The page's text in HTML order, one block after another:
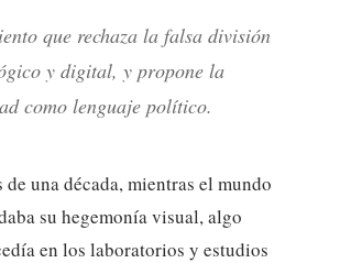
que rechaza la falsa división
y digital, y propone la
como lenguaje político.
de una década, mientras el mundo
su hegemonía visual, algo
en los laboratorios y estudios